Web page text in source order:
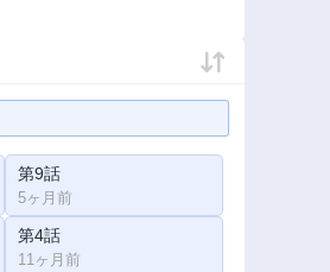
第9話
5ヶ月前
第4話
11ヶ月前